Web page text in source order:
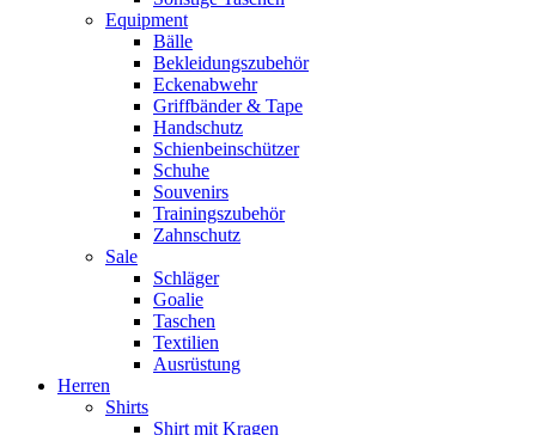
Equipment
Bälle
Bekleidungszubehör
Eckenabwehr
Griffbänder & Tape
Handschutz
Schienbeinschützer
Schuhe
Souvenirs
Trainingszubehör
Zahnschutz
Sale
Schläger
Goalie
Taschen
Textilien
Ausrüstung
Herren
Shirts
Shirt mit Kragen